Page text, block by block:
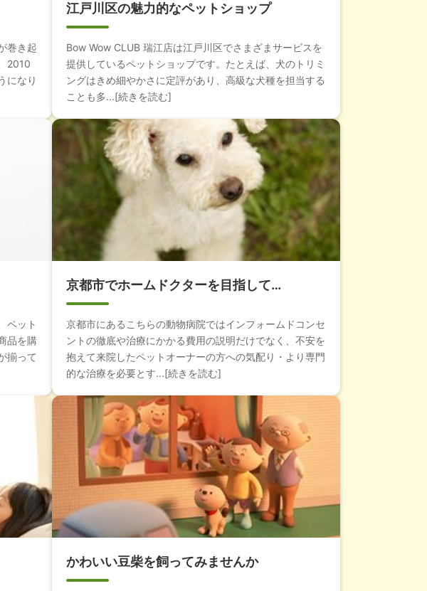
巻き起
2010
になり
江戸川区の魅力的なペットショップ
Bow Wow CLUB 瑞江店は江戸川区でさまざまサービスを
提供しているペットショップです。たとえば、犬のトリミ
ングはきめ細やかさに定評があり、高級な犬種を担当する
ことも多...[続きを読む]
ペット
品を購
揃って
京都市でホームドクターを目指して…
京都市にあるこちらの動物病院ではインフォームドコンセ
ントの徹底や治療にかかる費用の説明だけでなく、不安を
抱えて来院したペットオーナーの方への気配り・より専門
的な治療を必要とす...[続きを読む]
かわいい豆柴を飼ってみませんか